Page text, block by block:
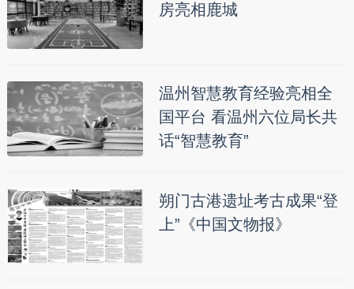
房亮相鹿城
温州智慧教育经验亮相全
国平台 看温州六位局长共
话“智慧教育”
朔门古港遗址考古成果“登
上”《中国文物报》